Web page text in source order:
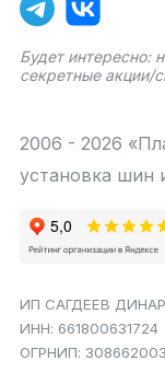
Будет интересно:
секретные акции/
2006 - 2026
установка шин
ИП САГДЕЕВ
ИНН: 661800631724
ОГРНИП: